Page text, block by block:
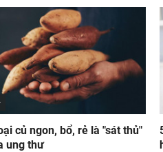
củ ngon, bổ, rẻ là "sát thủ"
ung thư